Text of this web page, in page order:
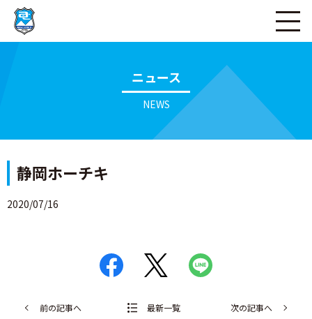
ニュース
NEWS
静岡ホーチキ
2020/07/16
前の記事へ 最新一覧 次の記事へ